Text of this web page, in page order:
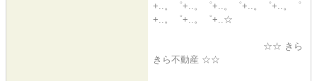
+..。゜+..。゜+..。゜+..。゜+..。゜
+..。゜+..。゜+..☆
☆☆ きら
きら不動産 ☆☆